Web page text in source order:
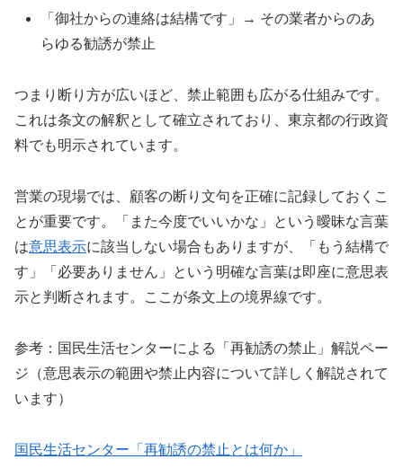
「御社からの連絡は結構です」→ その業者からのあ
らゆる勧誘が禁止
つまり断り方が広いほど、禁止範囲も広がる仕組みです。
これは条文の解釈として確立されており、東京都の行政資
料でも明示されています。
営業の現場では、顧客の断り文句を正確に記録しておくこ
とが重要です。「また今度でいいかな」という曖昧な言葉
は意思表示に該当しない場合もありますが、「もう結構で
す」「必要ありません」という明確な言葉は即座に意思表
示と判断されます。ここが条文上の境界線です。
参考：国民生活センターによる「再勧誘の禁止」解説ペー
ジ（意思表示の範囲や禁止内容について詳しく解説されて
います）
国民生活センター「再勧誘の禁止とは何か」